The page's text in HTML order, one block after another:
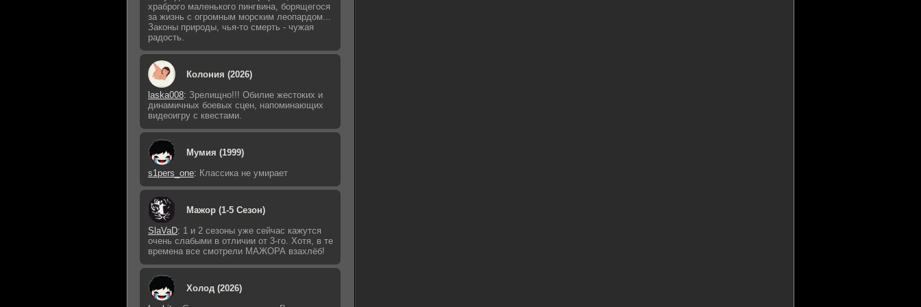
храброго маленького пингвина, борящегося
за жизнь с огромным морским леопардом...
Законы природы, чья-то смерть - чужая
радость.
Колония (2026)
laska008: Зрелищно!!! Обилие жестоких и
динамичных боевых сцен, напоминающих
видеоигру с квестами.
Мумия (1999)
s1pers_one: Классика не умирает
Мажор (1-5 Сезон)
SlaVaD: 1 и 2 сезоны уже сейчас кажутся
очень слабыми в отличии от 3-го. Хотя, в те
времена все смотрели МАЖОРА взахлёб!
Холод (2026)